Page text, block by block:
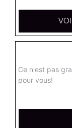
Base sauce
fraîches,
Base sauce
Ce n'est pas
pour vous!